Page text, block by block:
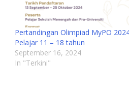
Pertandingan Olimpiad MyPO
Pelajar 11 – 18 tahun
September 16, 2024
In "Terkini"